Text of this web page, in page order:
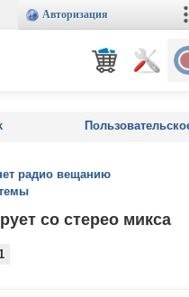
Авторизация
радио вещанию
со стерео микса